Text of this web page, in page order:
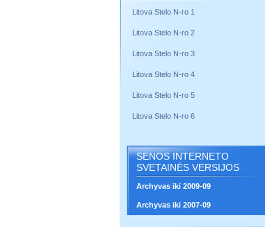
Litova Stelo N-ro 1
Litova Stelo N-ro 2
Litova Stelo N-ro 3
Litova Stelo N-ro 4
Litova Stelo N-ro 5
Litova Stelo N-ro 6
SENOS INTERNETO
SVETAINĖS VERSIJOS
Archyvas iki 2009-09
Archyvas iki 2007-09